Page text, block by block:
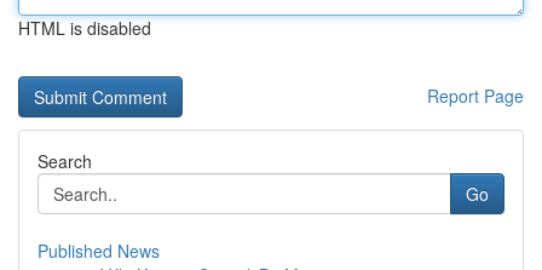
HTML is disabled
Report Page
Search
Go
Published News